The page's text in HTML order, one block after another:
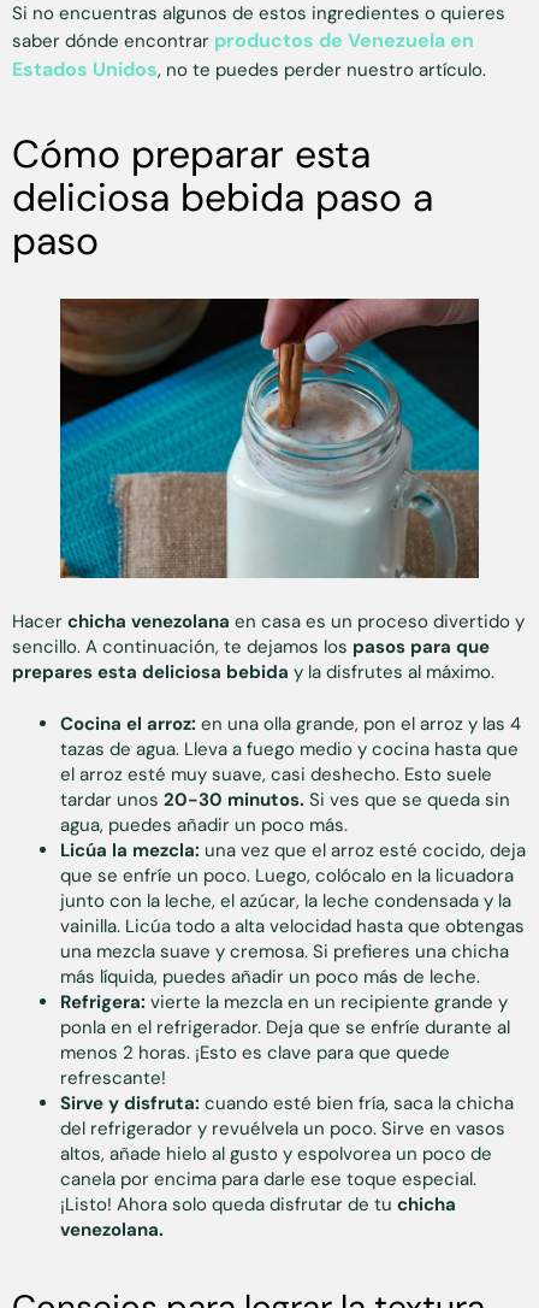
Si no encuentras algunos de estos ingredientes o quieres
saber dónde encontrar productos de Venezuela en
Estados Unidos, no te puedes perder nuestro artículo.
Cómo preparar esta
deliciosa bebida paso a
paso
Hacer chicha venezolana en casa es un proceso divertido y
sencillo. A continuación, te dejamos los pasos para que
prepares esta deliciosa bebida y la disfrutes al máximo.
Cocina el arroz: en una olla grande, pon el arroz y las 4
tazas de agua. Lleva a fuego medio y cocina hasta que
el arroz esté muy suave, casi deshecho. Esto suele
tardar unos 20-30 minutos. Si ves que se queda sin
agua, puedes añadir un poco más.
Licúa la mezcla: una vez que el arroz esté cocido, deja
que se enfríe un poco. Luego, colócalo en la licuadora
junto con la leche, el azúcar, la leche condensada y la
vainilla. Licúa todo a alta velocidad hasta que obtengas
una mezcla suave y cremosa. Si prefieres una chicha
más líquida, puedes añadir un poco más de leche.
Refrigera: vierte la mezcla en un recipiente grande y
ponla en el refrigerador. Deja que se enfríe durante al
menos 2 horas. ¡Esto es clave para que quede
refrescante!
Sirve y disfruta: cuando esté bien fría, saca la chicha
del refrigerador y revuélvela un poco. Sirve en vasos
altos, añade hielo al gusto y espolvorea un poco de
canela por encima para darle ese toque especial.
¡Listo! Ahora solo queda disfrutar de tu chicha
venezolana.